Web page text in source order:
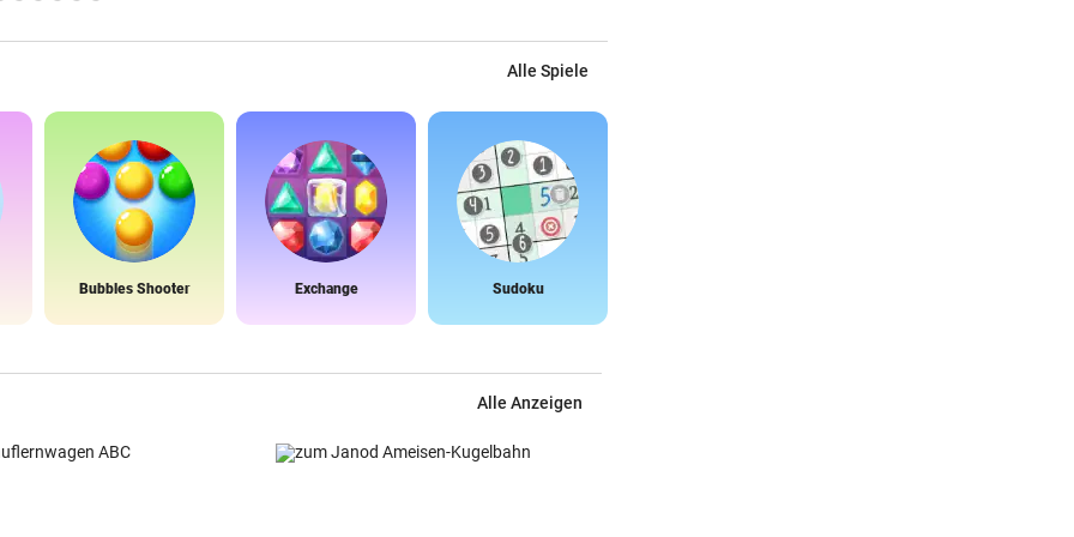
Alle Spiele
Bubbles Shooter Exchange Sudoku
Alle Anzeigen